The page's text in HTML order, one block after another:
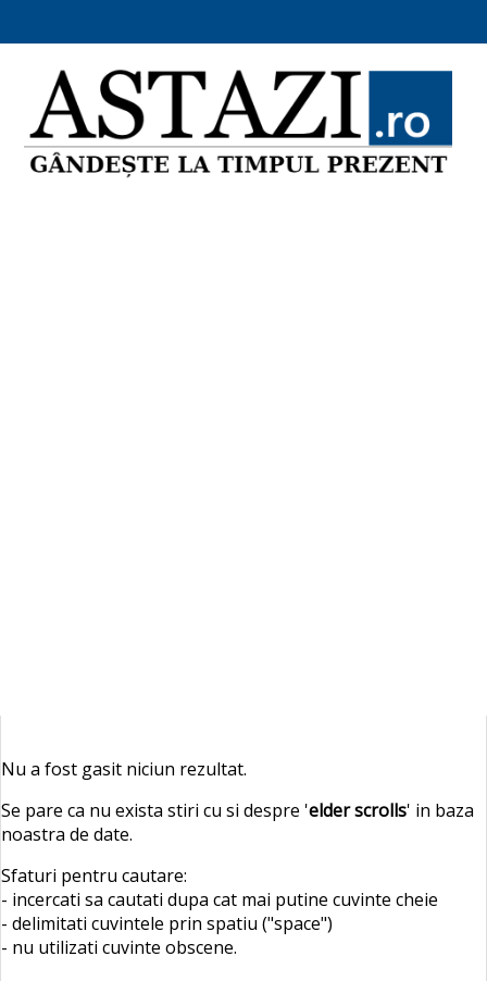
Nu a fost gasit niciun rezultat.
Se pare ca nu exista stiri cu si despre 'elder scrolls' in baza
noastra de date.
Sfaturi pentru cautare:
- incercati sa cautati dupa cat mai putine cuvinte cheie
- delimitati cuvintele prin spatiu ("space")
- nu utilizati cuvinte obscene.